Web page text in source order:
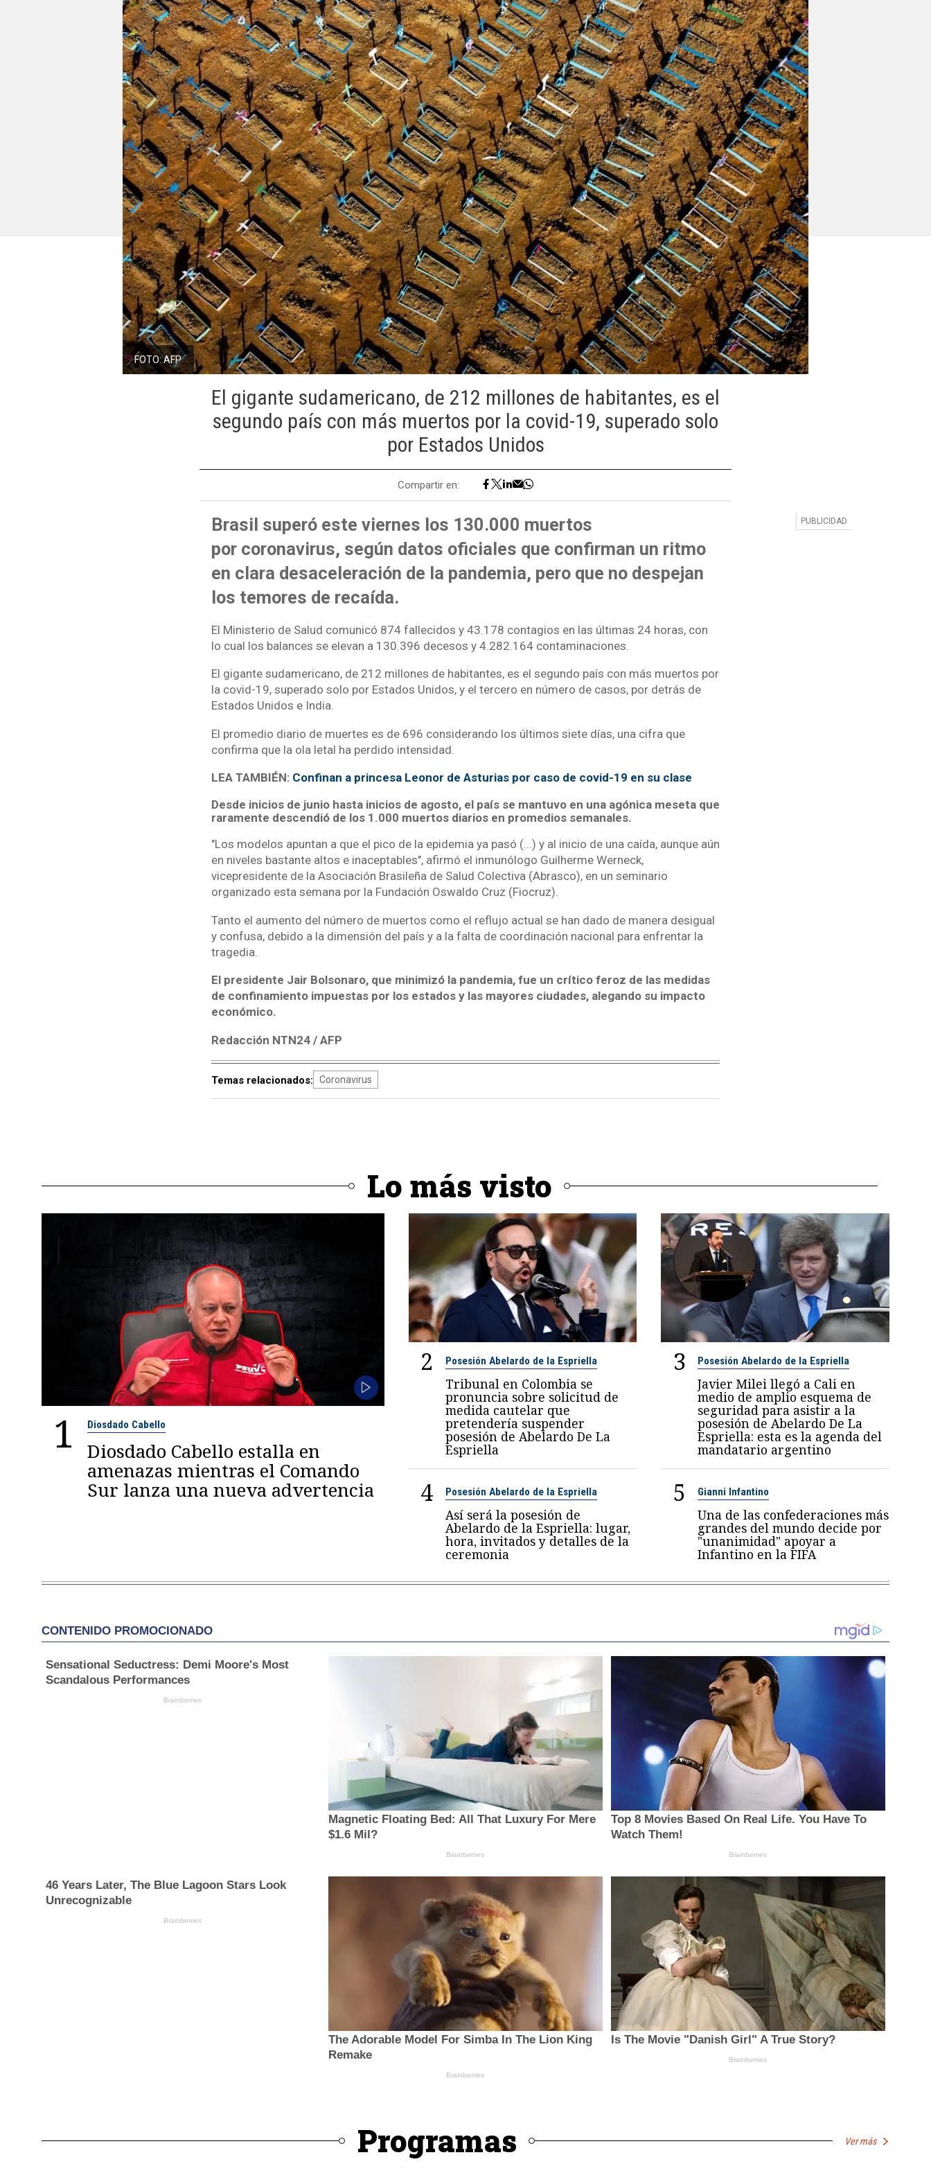
FOTO: AFP
El gigante sudamericano, de 212 millones de habitantes, es el
segundo país con más muertos por la covid-19, superado solo
por Estados Unidos
Compartir en:
Brasil superó este viernes los 130.000 muertos
por coronavirus, según datos oficiales que confirman un ritmo
en clara desaceleración de la pandemia, pero que no despejan
los temores de recaída.
El Ministerio de Salud comunicó 874 fallecidos y 43.178 contagios en las últimas 24 horas, con
lo cual los balances se elevan a 130.396 decesos y 4.282.164 contaminaciones.
El gigante sudamericano, de 212 millones de habitantes, es el segundo país con más muertos por
la covid-19, superado solo por Estados Unidos, y el tercero en número de casos, por detrás de
Estados Unidos e India.
El promedio diario de muertes es de 696 considerando los últimos siete días, una cifra que
confirma que la ola letal ha perdido intensidad.
LEA TAMBIÉN: Confinan a princesa Leonor de Asturias por caso de covid-19 en su clase
Desde inicios de junio hasta inicios de agosto, el país se mantuvo en una agónica meseta que
raramente descendió de los 1.000 muertos diarios en promedios semanales.
"Los modelos apuntan a que el pico de la epidemia ya pasó (...) y al inicio de una caída, aunque aún
en niveles bastante altos e inaceptables", afirmó el inmunólogo Guilherme Werneck,
vicepresidente de la Asociación Brasileña de Salud Colectiva (Abrasco), en un seminario
organizado esta semana por la Fundación Oswaldo Cruz (Fiocruz).
Tanto el aumento del número de muertos como el reflujo actual se han dado de manera desigual
y confusa, debido a la dimensión del país y a la falta de coordinación nacional para enfrentar la
tragedia.
El presidente Jair Bolsonaro, que minimizó la pandemia, fue un crítico feroz de las medidas
de confinamiento impuestas por los estados y las mayores ciudades, alegando su impacto
económico.
Redacción NTN24 / AFP
Temas relacionados: Coronavirus
Lo más visto
1 Diosdado Cabello
Diosdado Cabello estalla en
amenazas mientras el Comando
Sur lanza una nueva advertencia
2 Posesión Abelardo de la Espriella
Tribunal en Colombia se
pronuncia sobre solicitud de
medida cautelar que
pretendería suspender
posesión de Abelardo De La
Espriella
3 Posesión Abelardo de la Espriella
Javier Milei llegó a Cali en
medio de amplio esquema de
seguridad para asistir a la
posesión de Abelardo De La
Espriella: esta es la agenda del
mandatario argentino
4 Posesión Abelardo de la Espriella
Así será la posesión de
Abelardo de la Espriella: lugar,
hora, invitados y detalles de la
ceremonia
5 Gianni Infantino
Una de las confederaciones más
grandes del mundo decide por
"unanimidad" apoyar a
Infantino en la FIFA
Programas Ver más